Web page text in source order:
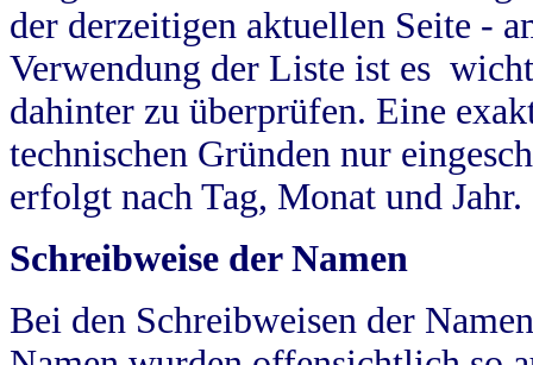
der derzeitigen aktuellen Seite -
Verwendung der Liste ist es
dahinter zu überprüfen. Eine
technischen Gründen nur
erfolgt nach Tag, Monat und Jahr.
Schreibweise der Namen
Bei den Schreibweisen der